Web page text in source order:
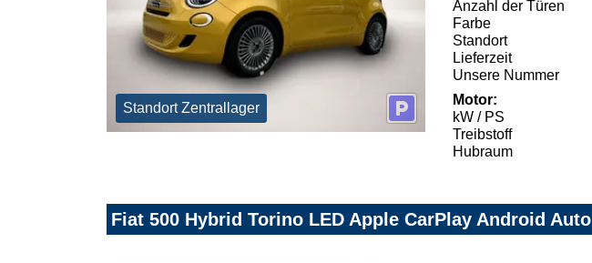
Standort Zentrallager
Anzahl der Türen
Farbe
Standort
Lieferzeit
Unsere Nummer
Motor:
kW / PS
Treibstoff
Hubraum
Fiat 500 Hybrid Torino LED Apple CarPlay Android Auto